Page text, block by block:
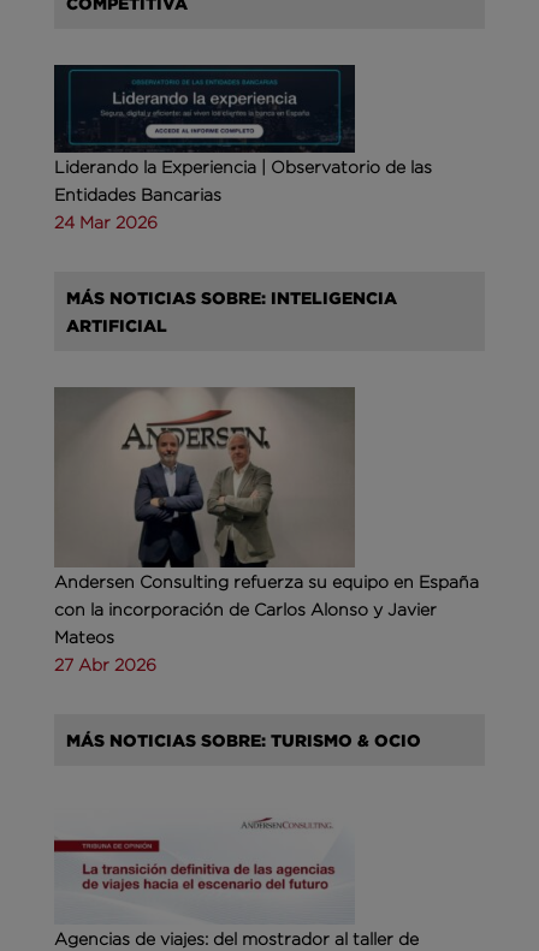
Liderando la Experiencia | Observatorio de las
Entidades Bancarias
24 Mar 2026
MÁS NOTICIAS SOBRE: INTELIGENCIA
ARTIFICIAL
Andersen Consulting refuerza su equipo en España
con la incorporación de Carlos Alonso y Javier
Mateos
27 Abr 2026
MÁS NOTICIAS SOBRE: TURISMO & OCIO
Agencias de viajes: del mostrador al taller de